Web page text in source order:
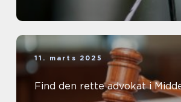
11. marts 2025
Find den rette advokat i